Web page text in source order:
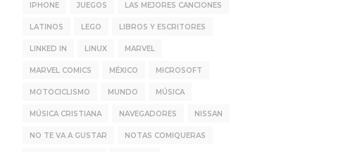
IPHONE JUEGOS LAS MEJORES CANCIONES
LATINOS LEGO LIBROS Y ESCRITORES
LINKED IN LINUX MARVEL
MARVEL COMICS MÉXICO MICROSOFT
MOTOCICLISMO MUNDO MÚSICA
MÚSICA CRISTIANA NAVEGADORES NISSAN
NO TE VA A GUSTAR NOTAS COMIQUERAS